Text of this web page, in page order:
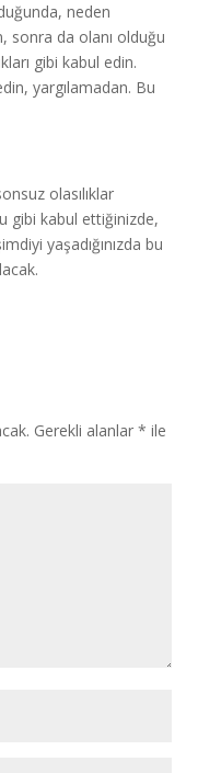
neden
sonra da olanı olduğu
gibi kabul edin.
yargılamadan. Bu
olasılıklar
gibi kabul ettiğinizde,
yaşadığınızda bu
Gerekli alanlar * ile